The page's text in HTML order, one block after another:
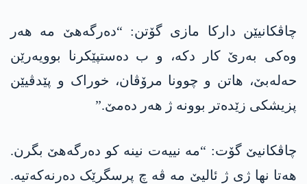
چاڤکانیێن دارکا مازی گۆتن: “دەرگەھێ مە ھەر
وەکی بەرێ کار دکە، و ب دەستپێکرنا بوویەرێن
حەلەبێ، ھاتن و چوونا مرۆڤان، خوراک و پێدڤیێن
پزیشکی زێدەتر بوونە ژ ھەر دەمێ.”
چاڤکانیێ گۆت: “مە نییەت نینە کو دەرگەھێ بگرن.
ھەتا نھا ژی ژ ئالیێ مە ڤە چ پرسگرێک دەرنەکەتیە.